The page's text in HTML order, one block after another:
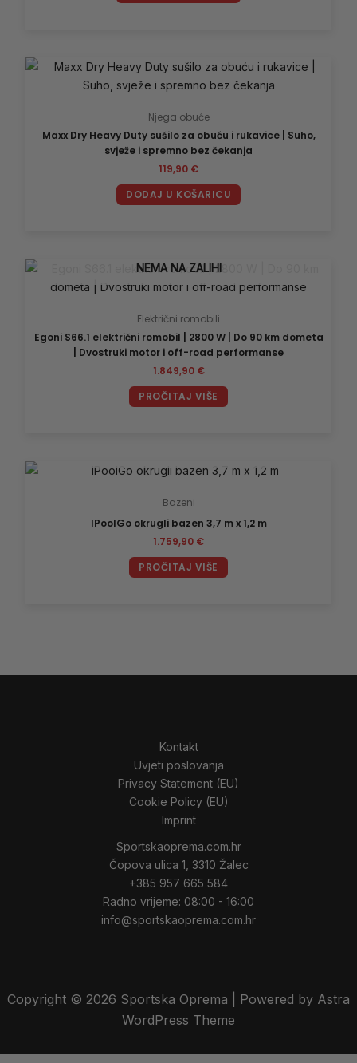
Njega obuće
Maxx Dry Heavy Duty sušilo za obuću i rukavice | Suho,
svježe i spremno bez čekanja
119,90 €
DODAJ U KOŠARICU
NEMA NA ZALIHI
Električni romobili
Egoni S66.1 električni romobil | 2800 W | Do 90 km dometa
| Dvostruki motor i off-road performanse
1.849,90 €
PROČITAJ VIŠE
Bazeni
IPoolGo okrugli bazen 3,7 m x 1,2 m
1.759,90 €
PROČITAJ VIŠE
Kontakt
Uvjeti poslovanja
Privacy Statement (EU)
Cookie Policy (EU)
Imprint
Sportskaoprema.com.hr
Čopova ulica 1, 3310 Žalec
+385 957 665 584
Radno vrijeme: 08:00 - 16:00
info@sportskaoprema.com.hr
Copyright © 2026 Sportska Oprema | Powered by Astra
WordPress Theme